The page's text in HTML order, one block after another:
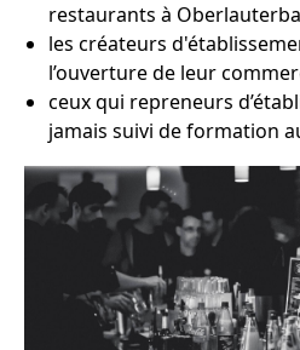
restaurants à
les créateurs
l’ouverture de leur
ceux qui repreneurs
jamais suivi de formation